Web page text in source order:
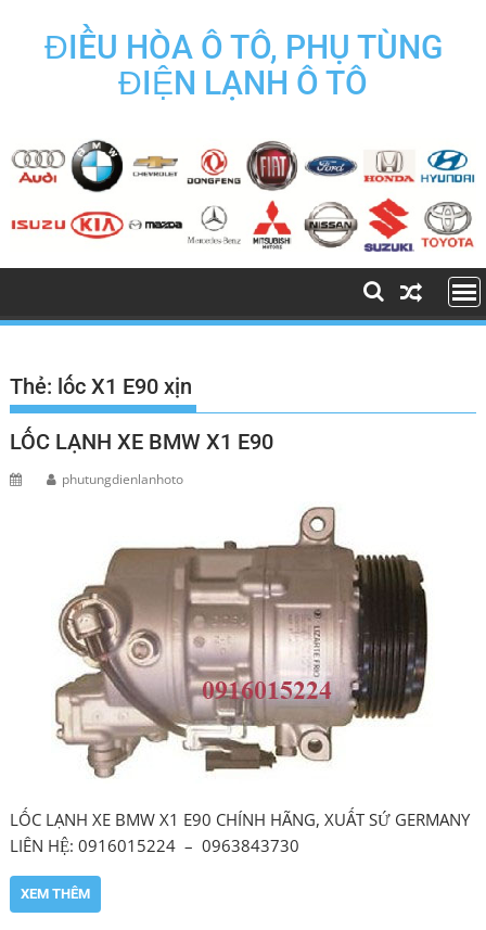
contentĐIỀU HÒA Ô TÔ, PHỤ TÙNG
ĐIỆN LẠNH Ô TÔ
Thẻ: lốc X1 E90 xịn
LỐC LẠNH XE BMW X1 E90
phutungdienlanhoto
LỐC LẠNH XE BMW X1 E90 CHÍNH HÃNG, XUẤT SỨ GERMANY
LIÊN HỆ: 0916015224 – 0963843730
XEM THÊM